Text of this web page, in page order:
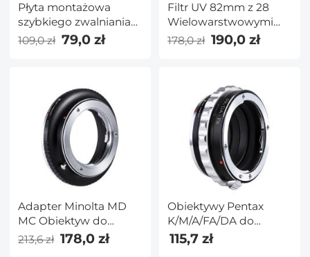
Płyta montażowa
szybkiego zwalniania
do TM2324 TM2515
TM2534 TC2534
109,0 zł 79,0 zł
Filtr UV 82mm z 28
Wielowarstwowymi
Powłokami
HD/Hydroizolacja/
Obiektywu Aparatu 82
mm Seria Nano X
178,0 zł 190,0 zł
Adapter Minolta MD
MC Obiektyw do
Fujifilm GFX Aparat
213,6 zł 178,0 zł
Obiektywy Pentax
K/M/A/FA/DA do
adaptera mocowania
115,7 zł